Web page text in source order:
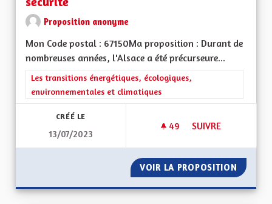
Proposition anonyme
Mon Code postal : 67150Ma proposition : Durant de
nombreuses années, l'Alsace a été précurseure...
Filtrer les résultats de la catégorie : Les transitions
Les transitions énergétiques, écologiques,
environnementales et climatiques
CRÉÉ LE
13/07/2023
49 49 ABONNÉS
SUIVRE
VOIR LA PROPOSITION